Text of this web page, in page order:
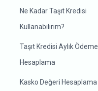
Ne Kadar Taşıt Kredisi
Kullanabilirim?
Taşıt Kredisi Aylık Ödeme
Hesaplama
Kasko Değeri Hesaplama